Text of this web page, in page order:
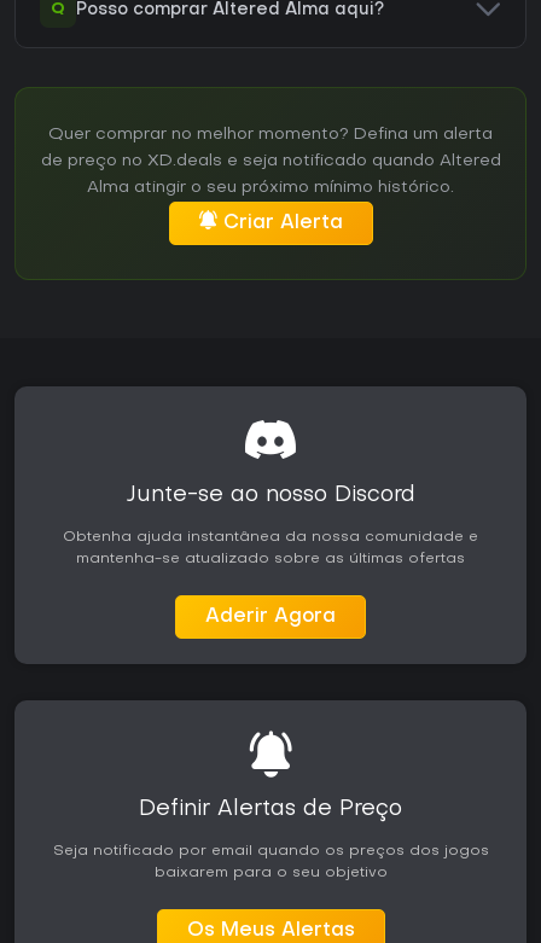
Q Posso comprar Altered Alma aqui?
Quer comprar no melhor momento? Defina um alerta
de preço no XD.deals e seja notificado quando Altered
Alma atingir o seu próximo mínimo histórico.
Criar Alerta
Junte-se ao nosso Discord
Obtenha ajuda instantânea da nossa comunidade e
mantenha-se atualizado sobre as últimas ofertas
Aderir Agora
Definir Alertas de Preço
Seja notificado por email quando os preços dos jogos
baixarem para o seu objetivo
Os Meus Alertas